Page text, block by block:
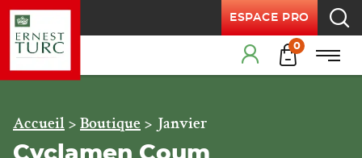
ESPACE PRO
Recherche
Menu principal
Menu
Cart
0
Products
Accueil > Boutique > Janvier